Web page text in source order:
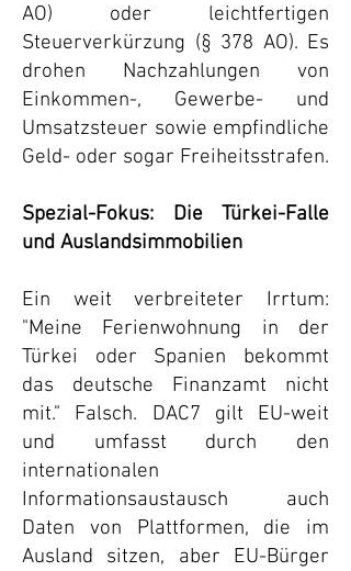
AO) oder leichtfertigen
Steuerverkürzung (§ 378 AO). Es
drohen Nachzahlungen von
Einkommen-, Gewerbe- und
Umsatzsteuer sowie empfindliche
Geld- oder sogar Freiheitsstrafen.
Spezial-Fokus: Die Türkei-Falle
und Auslandsimmobilien
Ein weit verbreiteter Irrtum:
"Meine Ferienwohnung in der
Türkei oder Spanien bekommt
das deutsche Finanzamt nicht
mit." Falsch. DAC7 gilt EU-weit
und umfasst durch den
internationalen
Informationsaustausch auch
Daten von Plattformen, die im
Ausland sitzen, aber EU-Bürger